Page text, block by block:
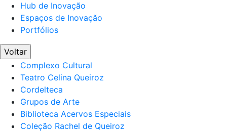
Hub de Inovação
Espaços de Inovação
Portfólios
Voltar
Complexo Cultural
Teatro Celina Queiroz
Cordelteca
Grupos de Arte
Biblioteca Acervos Especiais
Coleção Rachel de Queiroz